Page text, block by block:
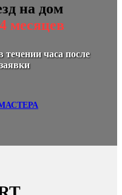
на дом
месяцев
течении часа после